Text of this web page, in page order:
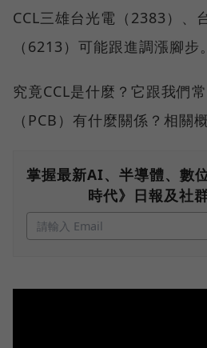
CCL三雄台光電（2383）、
（6213）可能跟進調漲腳步。
究竟CCL是什麼？它跟我們
（PCB）有什麼關係？相關
掌握最新AI、半導體、數
時代》日報及社